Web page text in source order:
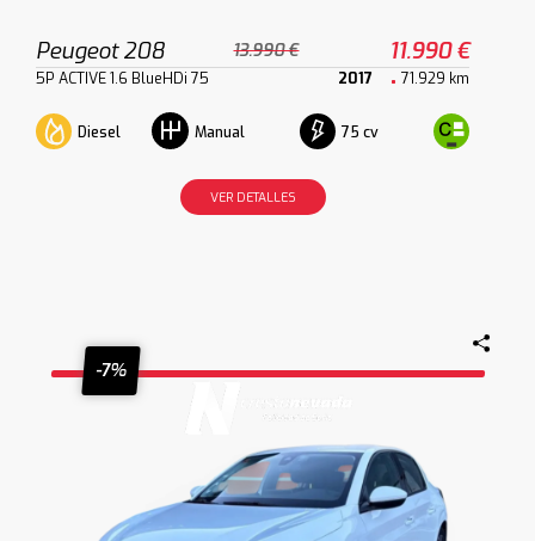
Peugeot 208 13.990 € 11.990 €
5P ACTIVE 1.6 BlueHDi 75 2017 71.929 km
Diesel Manual 75 cv
VER DETALLES
-7%